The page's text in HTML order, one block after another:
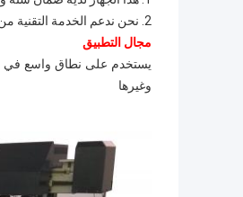
2. نحن ندعم الخدمة التقنية من الخارج ومع كل الدعم الفني.
مجال التطبيق
يستخدم على نطاق واسع في
وغيرها